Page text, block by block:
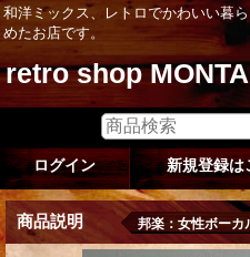
和洋ミックス、レトロでかわいい暮
めたお店です。
retro shop
ログイン 新規登録は
商品説明 邦楽：女性ボーカ